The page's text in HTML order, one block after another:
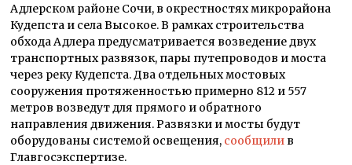
Адлерском районе Сочи, в окрестностях микрорайона
Кудепста и села Высокое. В рамках строительства
обхода Адлера предусматривается возведение двух
транспортных развязок, пары путепроводов и моста
через реку Кудепста. Два отдельных мостовых
сооружения протяженностью примерно 812 и 557
метров возведут для прямого и обратного
направления движения. Развязки и мосты будут
оборудованы системой освещения, сообщили в
Главгосэкспертизе.